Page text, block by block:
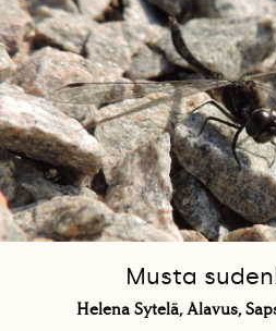
Musta
Helena Sytelä, Alavus,